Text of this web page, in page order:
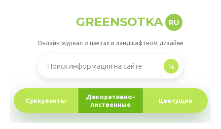
GREENSOTKA RU
Онлайн-журнал о цветах и ландшафтном дизайне
Суккуленты
Декоративно-
лиственные
Цветущие